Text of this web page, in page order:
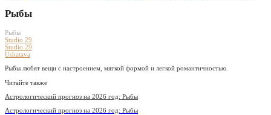
Рыбы
Рыбы
Studio 29
Studio 29
Ushatava
Рыбы любят вещи с настроением, мягкой формой и легкой романтичностью.
Читайте также
Астрологический прогноз на 2026 год: Рыбы
Астрологический прогноз на 2026 год: Рыбы